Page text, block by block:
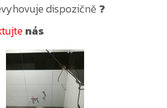
dispozičně ?
nás